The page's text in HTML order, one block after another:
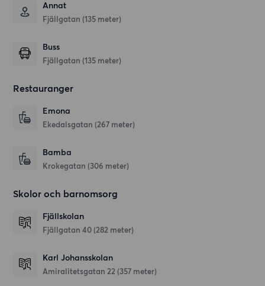
Annat
Fjällgatan (135 meter)
Buss
Fjällgatan (135 meter)
Restauranger
Emona
Ekedalsgatan (267 meter)
Bamba
Krokegatan (306 meter)
Skolor och barnomsorg
Fjällskolan
Fjällgatan 40 (282 meter)
Karl Johansskolan
Amiralitetsgatan 22 (357 meter)